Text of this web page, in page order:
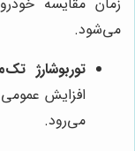
می‌شود.
توربوشارژ
افزایش
می‌رود.